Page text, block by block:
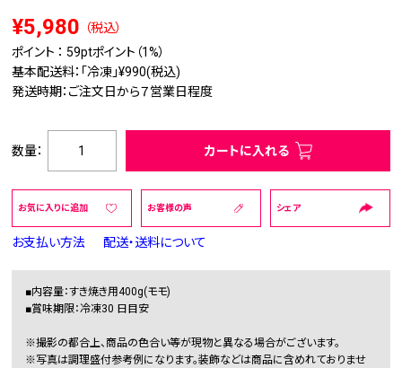
¥5,980
（税込）
ポイント ： 59ptポイント（1%）
基本配送料：「冷凍」¥990(税込)
発送時期：ご注文日から７営業日程度
数量： カートに入れる
お気に入りに追加 お客様の声 シェア
お支払い方法 配送・送料について
■内容量：すき焼き用400g(モモ)
■賞味期限：冷凍30 日目安
※撮影の都合上、商品の色合い等が現物と異なる場合がございます。
※写真は調理盛付参考例になります。装飾などは商品に含めれておりませ